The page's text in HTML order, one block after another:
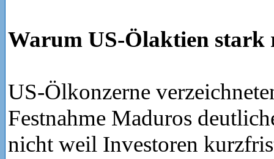
Warum US-Ölaktien stark
US-Ölkonzerne
Festnahme Maduros
nicht weil Investoren